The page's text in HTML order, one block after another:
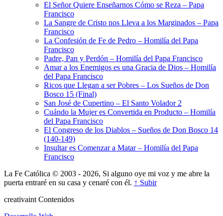
El Señor Quiere Enseñarnos Cómo se Reza – Papa
Francisco
La Sangre de Cristo nos Lleva a los Marginados – Papa
Francisco
La Confesión de Fe de Pedro – Homilía del Papa
Francisco
Padre, Pan y Perdón – Homilía del Papa Francisco
Amar a los Enemigos es una Gracia de Dios – Homilía
del Papa Francisco
Ricos que Llegan a ser Pobres – Los Sueños de Don
Bosco 15 (Final)
San José de Cupertino – El Santo Volador 2
Cuándo la Mujer es Convertida en Producto – Homilía
del Papa Francisco
El Congreso de los Diablos – Sueños de Don Bosco 14
(140-149)
Insultar es Comenzar a Matar – Homilía del Papa
Francisco
La Fe Católica © 2003 - 2026, Si alguno oye mi voz y me abre la
puerta entraré en su casa y cenaré con él. ↑ Subir
creativaint Contenidos